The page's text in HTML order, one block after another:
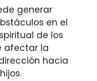
generar
en el
de los
afectar la
hacia